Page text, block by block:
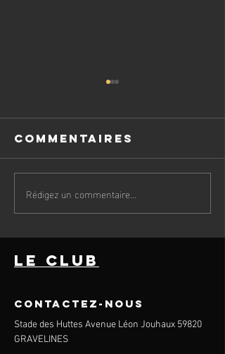
RESULTATS DU
WE BY MCDO
Commentaires
Rédigez un commentaire...
le club
CONtactez-nous
Stade des Huttes Avenue Léon Jouhaux 59820
GRAVELINES